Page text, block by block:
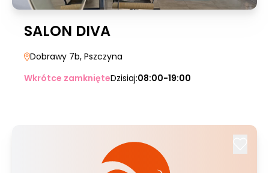
SALON DIVA
Dobrawy 7b, Pszczyna
Wkrótce zamknięteDzisiaj:08:00-19:00